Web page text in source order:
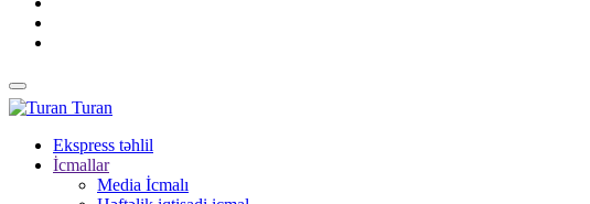
Turan
Ekspress təhlil
İcmallar
Media İcmalı